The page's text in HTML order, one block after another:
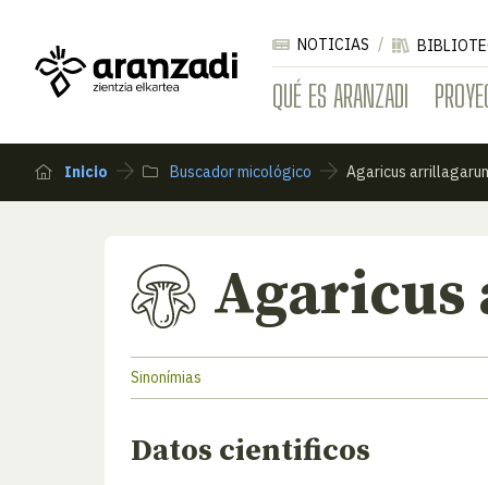
QUÉ ES ARANZADI
NOTICIAS
Inicio Buscador micológico Agaricus
Sinonímias
Datos cientificos